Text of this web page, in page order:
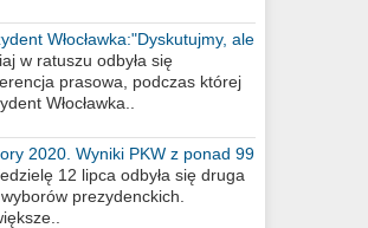
Włocławka:"Dyskutujmy, ale
się”
w ratuszu odbyła się
prasowa, podczas której
Włocławka..
2020. Wyniki PKW z ponad 99
obwodów
12 lipca odbyła się druga
prezydenckich.